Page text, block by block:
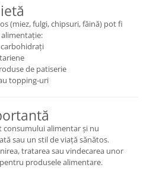
(miez, fulgi, chipsuri, făină) pot fi
de patiserie
topping-uri
consumului alimentar și nu
sau un stil de viață sănătos.
tratarea sau vindecarea unor
produsele alimentare.